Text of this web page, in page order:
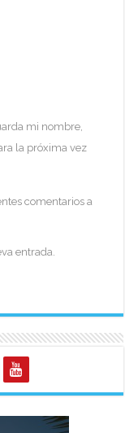
mi nombre,
la próxima vez
comentarios a
entrada.